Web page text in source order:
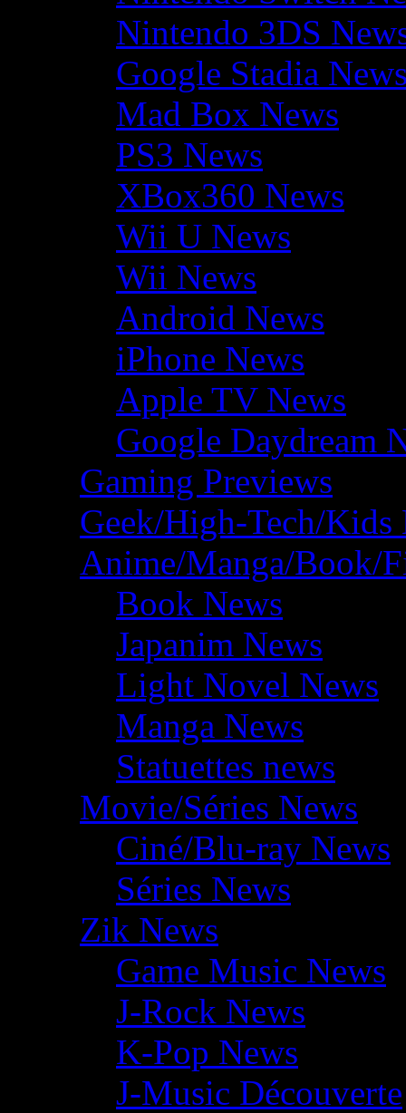
Nintendo 3DS
Google Stadia
Mad Box News
PS3 News
XBox360 News
Wii U News
Wii News
Android News
iPhone News
Apple TV News
Google Daydream
Gaming Previews
Geek/High-Tech/Kids
Anime/Manga/Book/
Book News
Japanim News
Light Novel News
Manga News
Statuettes news
Movie/Séries News
Ciné/Blu-ray News
Séries News
Zik News
Game Music News
J-Rock News
K-Pop News
J-Music Découverte